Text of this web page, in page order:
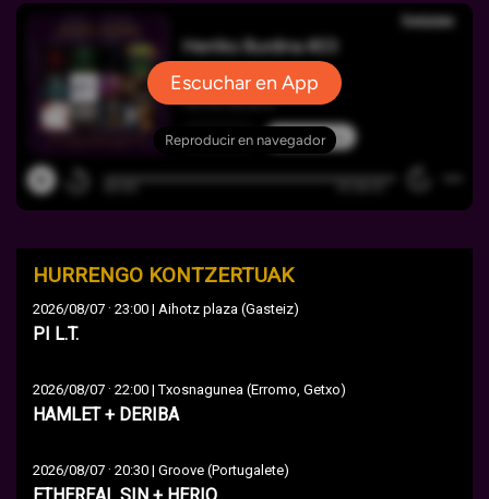
HURRENGO KONTZERTUAK
2026/08/07 · 23:00 | Aihotz plaza (Gasteiz)
PI L.T.
2026/08/07 · 22:00 | Txosnagunea (Erromo, Getxo)
HAMLET + DERIBA
2026/08/07 · 20:30 | Groove (Portugalete)